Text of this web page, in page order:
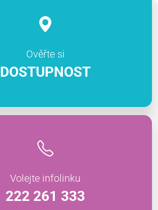
Ověřte si
DOSTUPNOST
Volejte infolinku
222 261 333